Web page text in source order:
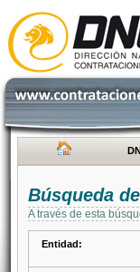
Búsqueda
A través de esta
Entidad: